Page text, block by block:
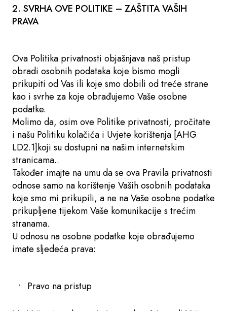
2. SVRHA OVE POLITIKE – ZAŠTITA VAŠIH
PRAVA
Ova Politika privatnosti objašnjava naš pristup
obradi osobnih podataka koje bismo mogli
prikupiti od Vas ili koje smo dobili od treće strane
kao i svrhe za koje obrađujemo Vaše osobne
podatke.
Molimo da, osim ove Politike privatnosti, pročitate
i našu Politiku kolačića i Uvjete korištenja [AHG
LD2.1]koji su dostupni na našim internetskim
stranicama..
Također imajte na umu da se ova Pravila privatnosti
odnose samo na korištenje Vaših osobnih podataka
koje smo mi prikupili, a ne na Vaše osobne podatke
prikupljene tijekom Vaše komunikacije s trećim
stranama.
U odnosu na osobne podatke koje obrađujemo
imate sljedeća prava:
Pravo na pristup